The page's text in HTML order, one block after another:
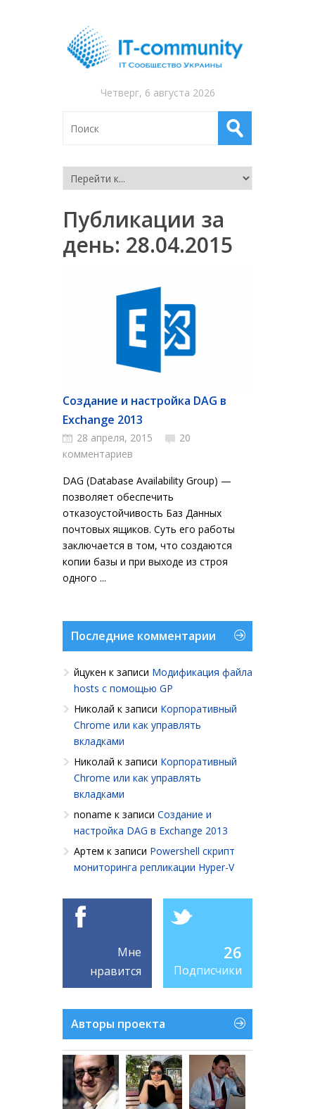
Четверг, 6 августа 2026
Публикации за
день: 28.04.2015
Создание и настройка DAG в
Exchange 2013
28 апреля, 2015
20
комментариев
DAG (Database Availability Group) —
позволяет обеспечить
отказоустойчивость Баз Данных
почтовых ящиков. Суть его работы
заключается в том, что создаются
копии базы и при выходе из строя
одного ...
Последние комментарии
йцукен к записи Модификация файла
hosts с помощью GP
Николай к записи Корпоративный
Chrome или как управлять
вкладками
Николай к записи Корпоративный
Chrome или как управлять
вкладками
noname к записи Создание и
настройка DAG в Exchange 2013
Артем к записи Powershell cкрипт
мониторинга репликации Hyper-V
Мне
нравится
26
Подписчики
Авторы проекта